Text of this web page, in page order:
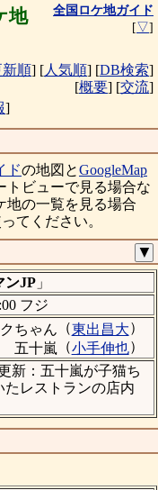
地
全国ロケ地ガイド
[▽]
新順] [人気順] [DB検索]
[概要] [交流]
]
ドの地図とGoogleMap
トビューで見る場合な
地の一覧を見る場合
てください。
▼
ンJP」
フジ
ちゃん （東出昌大）
五十嵐 （小手伸也）
新：五十嵐が子猫ち
たレストランの店内